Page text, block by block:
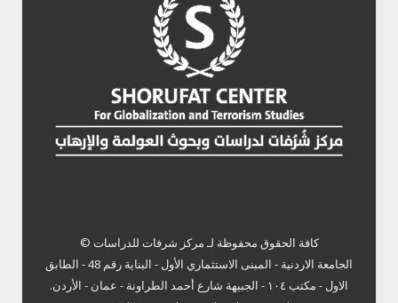
كافة الحقوق محفوظة لـ مركز شرفات للدراسات ©
الجامعة الاردنية - المبنى الاستثماري الأول - البناية رقم 48 - الطابق
الاول - مكتب ١٠٤ - الجبيهة شارع أحمد الطراونة - عمان - الأردن.